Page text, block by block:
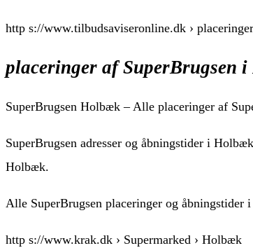
http s://www.tilbudsaviseronline.dk ›
placeringer af SuperBrugsen
SuperBrugsen Holbæk – Alle placeringer af
SuperBrugsen adresser og åbningstider i
Holbæk.
Alle SuperBrugsen placeringer og åbningstider
http s://www.krak.dk › Supermarked › Holbæk